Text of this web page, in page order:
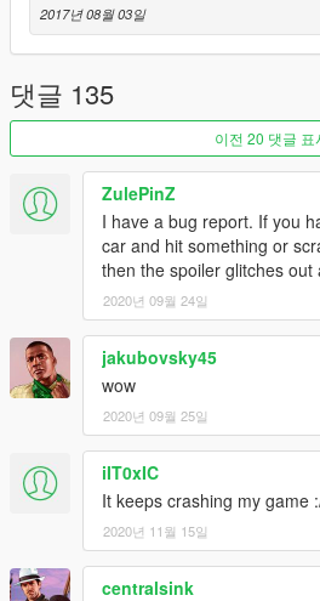
≡≡≡≡≡≡≡≡≡≡≡≡≡≡≡
Changelog V1.2:
Added Reverselights
Fixed lifted spoiler color
≡≡≡≡≡≡≡≡≡≡≡≡≡≡≡
Changelog V1.1b:
≡≡≡≡≡≡≡≡≡≡≡≡≡≡≡
Refreshed Readme/Troubleshooting
Fixed minor Bugs
≡≡≡≡≡≡≡≡≡≡≡≡≡≡≡
Changelog V1.1a:
≡≡≡≡≡≡≡≡≡≡≡≡≡≡≡
Fixed Bugs
≡≡≡≡≡≡≡≡≡≡≡≡≡≡≡
Changelog V1.1:
≡≡≡≡≡≡≡≡≡≡≡≡≡≡≡
Added carbon texture paintable as
exteriorline & engine now also
2017년 08월 03일
댓글 135
이전 20 댓글 표
ZulePinZ
I have a bug report. If you
car and hit something or
then the spoiler glitches out
2020년 09월 24일
jakubovsky45
wow
2020년 09월 25일
iIT0xIC
It keeps crashing my game
2020년 11월 15일
centralsink